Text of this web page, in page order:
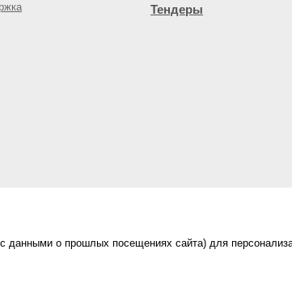
о прошлых посещениях сайта) для
Тендеры